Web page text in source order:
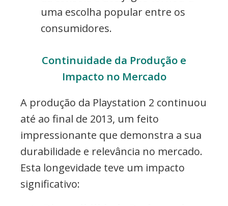
uma escolha popular entre os
consumidores.
Continuidade da Produção e
Impacto no Mercado
A produção da Playstation 2 continuou
até ao final de 2013, um feito
impressionante que demonstra a sua
durabilidade e relevância no mercado.
Esta longevidade teve um impacto
significativo: